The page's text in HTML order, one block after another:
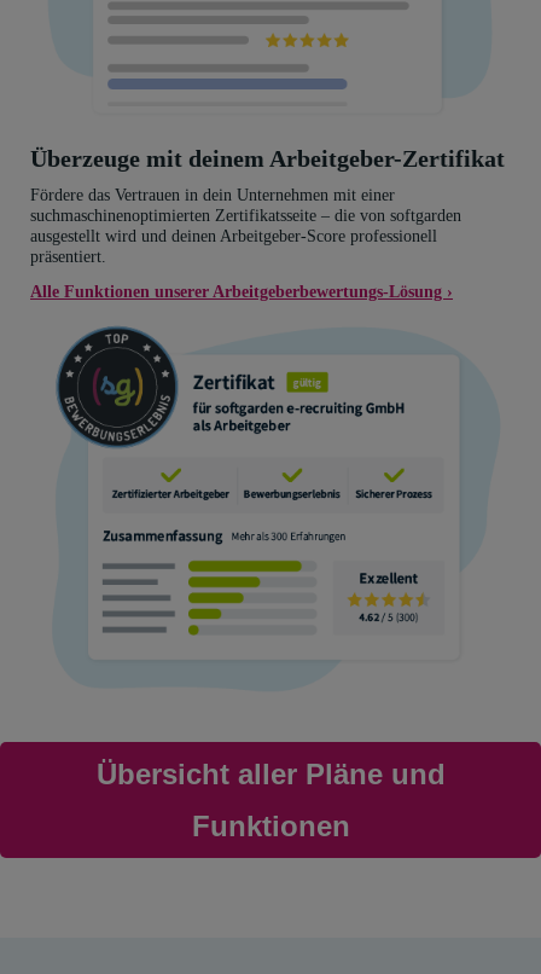
Überzeuge mit deinem Arbeitgeber-Zertifikat
Fördere das Vertrauen in dein Unternehmen mit einer
suchmaschinenoptimierten Zertifikatsseite – die von softgarden
ausgestellt wird und deinen Arbeitgeber-Score professionell
präsentiert.
Alle Funktionen unserer Arbeitgeberbewertungs-Lösung ›
Übersicht aller Pläne und
Funktionen